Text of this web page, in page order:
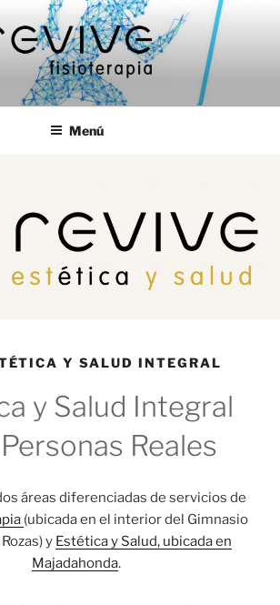
Rozas – Fisioterapia en Majadahonda
Menú
Y SALUD INTEGRAL
y Salud Integral
Reales
áreas diferenciadas de servicios de
(ubicada en el interior del Gimnasio
y Estética y Salud, ubicada en
Majadahonda.